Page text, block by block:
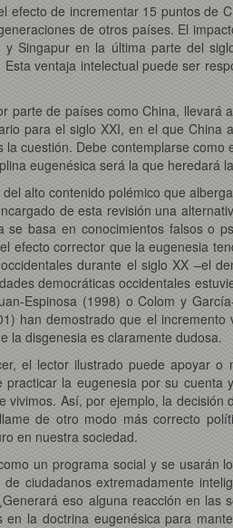
de incrementar 15 puntos de
de otros países. El
Singapur en la última parte del
ventaja intelectual puede ser
parte de países como China, llevará
para el siglo XXI, en el que China
cuestión. Debe contemplarse como
eugenésica será la que heredará
alto contenido polémico que
de esta revisión una
basa en conocimientos falsos o
efecto corrector que la eugenesia
durante el siglo XX –el
democráticas occidentales
Espinosa (1998) o Colom y
han demostrado que el
la disgenesia es claramente dudosa.
el lector ilustrado puede apoyar o
la eugenesia por su cuenta
Así, por ejemplo, la decisión
de otro modo más correcto
en nuestra sociedad.
un programa social y se usarán
ciudadanos extremadamente
eso alguna reacción en las
la doctrina eugenésica para